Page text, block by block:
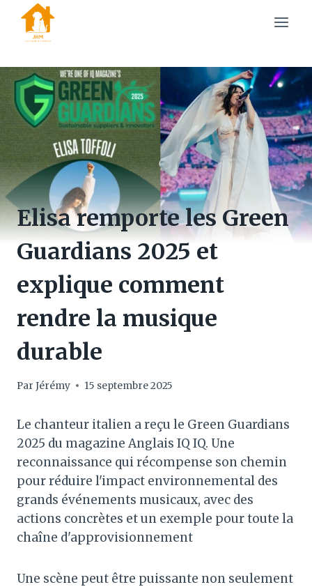
content
Elisa remporte les Green
Guardians 2025 et
explique comment
rendre la musique
durable
Par Jérémy 15 septembre 2025
Le chanteur italien a reçu le Green Guardians
2025 du magazine Anglais IQ IQ. Une
reconnaissance qui récompense son chemin
pour réduire l'impact environnemental des
grands événements musicaux, avec des
actions concrètes et un exemple pour toute la
chaîne d'approvisionnement
Une scène peut être puissante non seulement